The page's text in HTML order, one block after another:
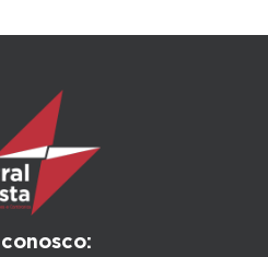
conosco: